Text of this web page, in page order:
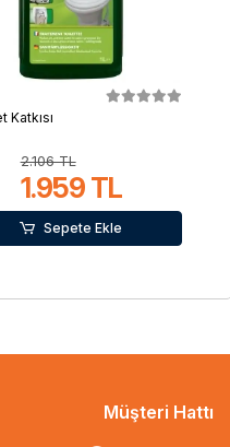
Katkısı
2.106 TL
1.959 TL
Sepete Ekle
Müşteri Hattı